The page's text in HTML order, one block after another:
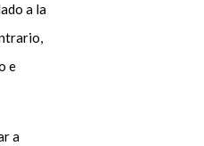
a la
e
a